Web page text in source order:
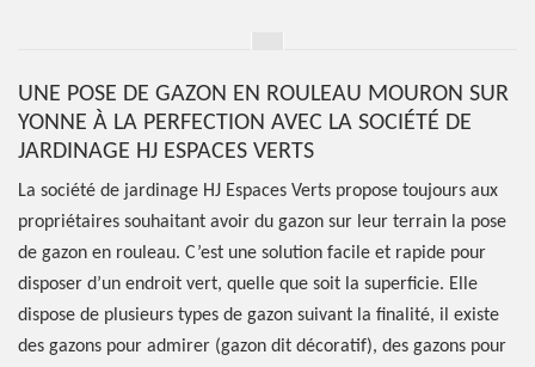
UNE POSE DE GAZON EN ROULEAU MOURON SUR
YONNE À LA PERFECTION AVEC LA SOCIÉTÉ DE
JARDINAGE HJ ESPACES VERTS
La société de jardinage HJ Espaces Verts propose toujours aux
propriétaires souhaitant avoir du gazon sur leur terrain la pose
de gazon en rouleau. C’est une solution facile et rapide pour
disposer d’un endroit vert, quelle que soit la superficie. Elle
dispose de plusieurs types de gazon suivant la finalité, il existe
des gazons pour admirer (gazon dit décoratif), des gazons pour